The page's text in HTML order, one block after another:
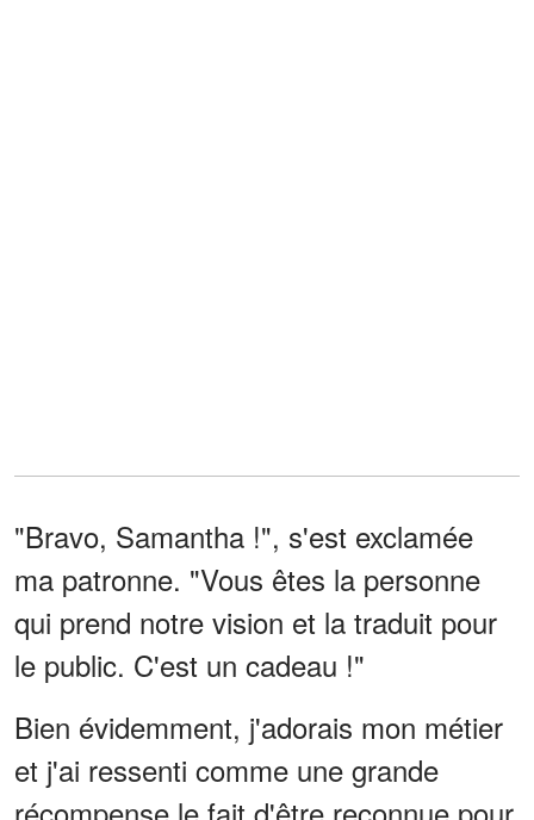
"Bravo, Samantha !", s'est exclamée
ma patronne. "Vous êtes la personne
qui prend notre vision et la traduit pour
le public. C'est un cadeau !"
Bien évidemment, j'adorais mon métier
et j'ai ressenti comme une grande